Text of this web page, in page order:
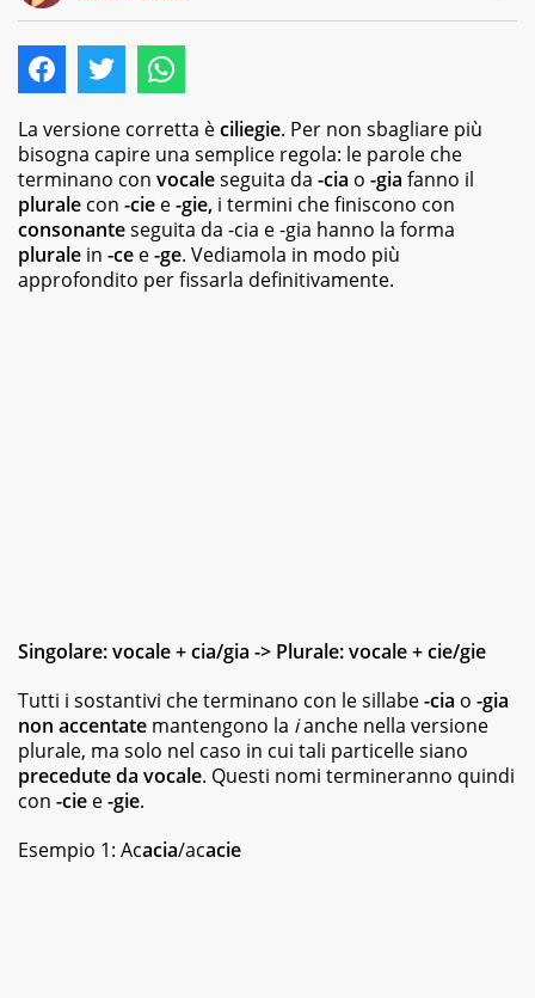
MAIL
autrice,
editor
copywriter
per
editrici,
magazine
e
siti
web,
della
classica
ai
best
seller,
dagli
albi
per
La versione corretta èciliegie. Per non sbagliare più
bisogna capire una semplice regola: le parole che
terminano con vocaleseguita da -cia o -gia fanno il
plurale con -cie e-gie, i termini che finiscono con
consonanteseguita da -cia e -gia hanno la forma
plurale in -ce e-ge. Vediamola in modo più
approfondito per fissarla definitivamente.
Singolare: vocale + cia/gia -> Plurale: vocale + cie/gie
Tutti i sostantivi che terminano con le sillabe-cia o -gia
non accentate mantengono la ianche nella versione
plurale, ma solo nel caso in cui tali particelle siano
precedute da vocale. Questi nomi termineranno quindi
con -cie e-gie.
Esempio 1: Acacia/acacie